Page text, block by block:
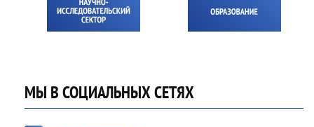
МЫ В СОЦИАЛЬНЫХ СЕТЯХ